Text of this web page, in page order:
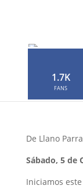
1.7K
FANS
Neophron
De Llano
Sábado, 5 de
Iniciamos